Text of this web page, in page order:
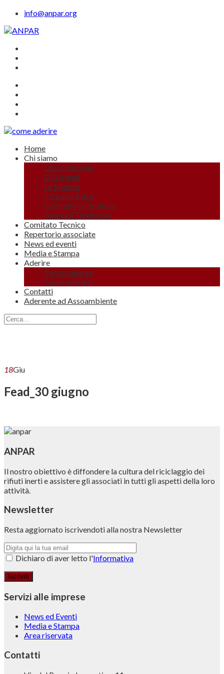
info@anpar.org
Home
Chi siamo
L’Associazione
Gli Organi
Lo Statuto
Il Codice Etico
Comitato Scientifico
Delegati Territoriali
Comitato Tecnico
Repertorio associate
News ed eventi
Media e Stampa
Aderire
Perché aderire
Come aderire
Contatti
Aderente ad Assoambiente
18Giu
Fead_30 giugno
ANPAR
Il nostro obiettivo è diffondere la cultura del riciclaggio dei
rifiuti inerti e assistere gli associati in tutti gli aspetti della loro
attività.
Newsletter
Resta aggiornato iscrivendoti alla nostra Newsletter
Dichiaro di aver letto l'Informativa
Servizi alle imprese
News ed Eventi
Media e Stampa
Area riservata
Contatti